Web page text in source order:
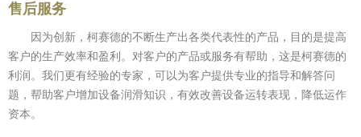
售后服务
因为创新，柯赛德的不断生产出各类代表性的产品，目的是提高
客户的生产效率和盈利。对客户的产品或服务有帮助，这是柯赛德的
利润。我们更有经验的专家，可以为客户提供专业的指导和解答问
题，帮助客户增加设备润滑知识，有效改善设备运转表现，降低运作
资本。